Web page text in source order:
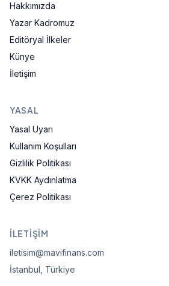
Hakkımızda
Yazar Kadromuz
Editöryal İlkeler
Künye
İletişim
YASAL
Yasal Uyarı
Kullanım Koşulları
Gizlilik Politikası
KVKK Aydınlatma
Çerez Politikası
İLETIŞIM
iletisim@mavifinans.com
İstanbul, Türkiye